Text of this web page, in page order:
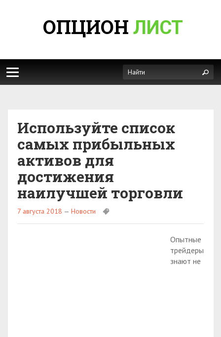
ОПЦИОН ЛИСТ
Используйте список
самых прибыльных
активов для
достижения
наилучшей торговли
7 августа 2018 — Новости
Опытные
трейдеры
знают не